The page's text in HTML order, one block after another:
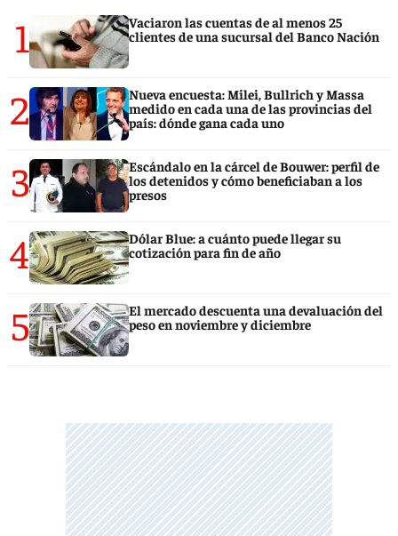
1
Vaciaron las cuentas de al menos 25
clientes de una sucursal del Banco Nación
2
Nueva encuesta: Milei, Bullrich y Massa
medido en cada una de las provincias del
país: dónde gana cada uno
3
Escándalo en la cárcel de Bouwer: perfil de
los detenidos y cómo beneficiaban a los
presos
4
Dólar Blue: a cuánto puede llegar su
cotización para fin de año
5
El mercado descuenta una devaluación del
peso en noviembre y diciembre